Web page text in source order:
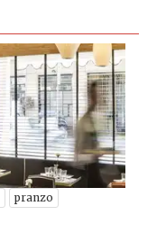
pranzo